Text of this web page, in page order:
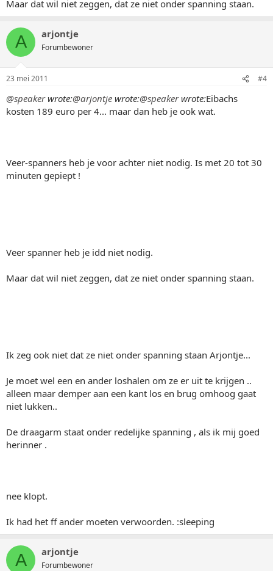
Maar dat wil niet zeggen, dat ze niet onder spanning staan.
A arjontje
Forumbewoner
23 mei 2011 #4
@speakerwrote:@arjontje wrote:@speakerwrote:Eibachs
kosten 189 euro per 4... maar dan heb je ook wat.
Veer-spanners heb je voor achter niet nodig. Is met 20 tot 30
minuten gepiept !
Veer spanner heb je idd niet nodig.
Maar dat wil niet zeggen, dat ze niet onder spanning staan.
Ik zeg ook niet dat ze niet onder spanning staan Arjontje...
Je moet wel een en ander loshalen om ze er uit te krijgen ..
alleen maar demper aan een kant los en brug omhoog gaat
niet lukken..
De draagarm staat onder redelijke spanning , als ik mij goed
herinner .
nee klopt.
Ik had het ff ander moeten verwoorden. :sleeping
A arjontje
Forumbewoner